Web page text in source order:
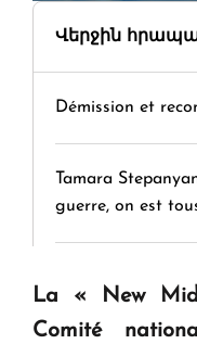
Վերջին
Démission et
Tamara
guerre, on est
question d'un
La « New
Comité